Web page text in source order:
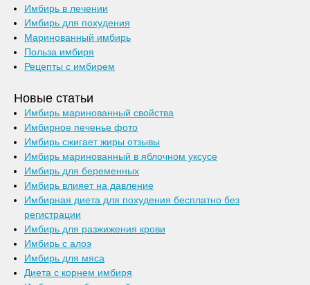
Имбирь в лечении
Имбирь для похудения
Маринованный имбирь
Польза имбиря
Рецепты с имбирем
Новые статьи
Имбирь маринованный свойства
Имбирное печенье фото
Имбирь сжигает жиры отзывы
Имбирь маринованный в яблочном уксусе
Имбирь для беременных
Имбирь влияет на давление
Имбирная диета для похудения бесплатно без
регистрации
Имбирь для разжижения крови
Имбирь с алоэ
Имбирь для мяса
Диета с корнем имбиря